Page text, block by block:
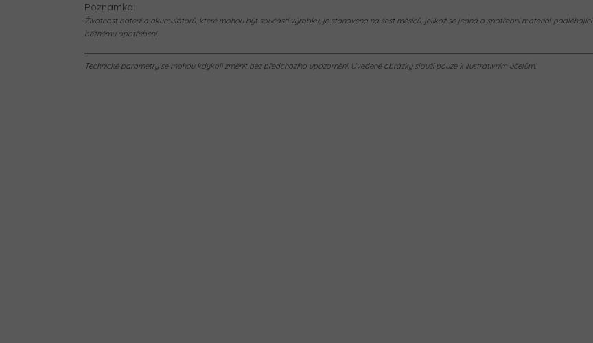
Poznámka:
Životnost baterií a akumulátorů, které mohou být součástí výrobku, je stanovena na šest měsíců, jelikož se jedná o spotřební materiál podléhající
běžnému opotřebení.
Technické parametry se mohou kdykoli změnit bez předchozího upozornění. Uvedené obrázky slouží pouze k ilustrativním účelům.